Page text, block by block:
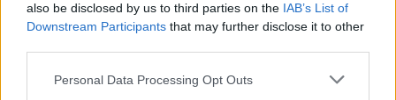
also be disclosed by us to third parties on the IAB’s List of
Downstream Participants that may further disclose it to other
Personal Data Processing Opt Outs
Minka 14. rész